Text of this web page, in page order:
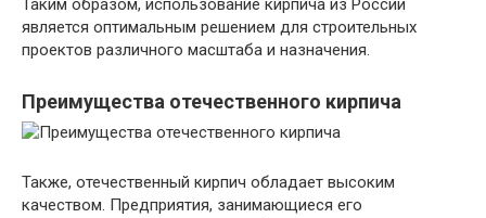
Таким образом, использование кирпича из России
является оптимальным решением для строительных
проектов различного масштаба и назначения.
Преимущества отечественного кирпича
Также, отечественный кирпич обладает высоким
качеством. Предприятия, занимающиеся его